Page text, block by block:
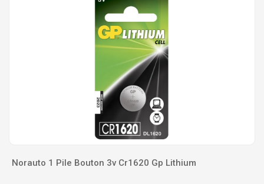
Norauto 1 Pile Bouton 3v Cr1620 Gp Lithium